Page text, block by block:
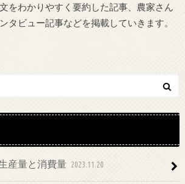
をわかりやすく要約した記事、農家さん
タビュー記事などを掲載していきます。
産量と消費量 2023.11.20